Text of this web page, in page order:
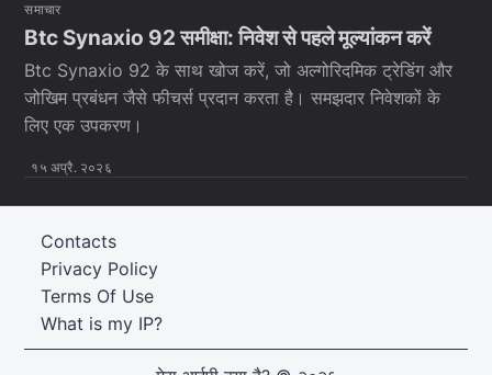
समाचार
Btc Synaxio 92 समीक्षा: निवेश से पहले मूल्यांकन करें
Btc Synaxio 92 के साथ खोज करें, जो अल्गोरिदमिक ट्रेडिंग और
जोखिम प्रबंधन जैसे फीचर्स प्रदान करता है। समझदार निवेशकों के
लिए एक उपकरण।
१५ अप्रै. २०२६
What is my IP?
Terms Of Use
Privacy Policy
Contacts